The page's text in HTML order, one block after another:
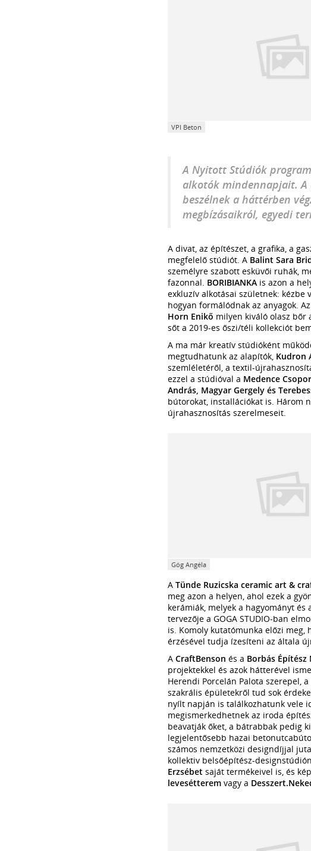
VPI Beton
A Nyitott Stúdiók
alkotók mindennapjait. A
beszélnek a háttérben
megbízásaikról, egyedi
A divat, az építészet, a grafika, a
megfelelő stúdiót. A Balint Sara
személyre szabott esküvői ruhák,
fazonnal. BORIBIANKA is azon a
exkluzív alkotásai születnek:
hogyan formálódnak az anyagok. Az
Horn Enikő milyen kiváló olasz bőr
sőt a 2019-es őszi/téli kollekciót
A ma már kreatív stúdióként
megtudhatunk az alapítók, Kudron
szemléletéről, a textil-
ezzel a stúdióval a Medence
András, Magyar Gergely és
bútorokat, installációkat is. Három
újrahasznosítás szerelmeseit.
Góg Angéla
A Tünde Ruzicska ceramic art &
meg azon a helyen, ahol ezek a
kerámiák, melyek a hagyományt
tervezője a GOGA STUDIO-ban
is. Komoly kutatómunka előzi meg,
érzésével tudja ízesíteni az általa
A CraftBenson és a Borbás Építész
projektekkel és azok hátterével
Herendi Porcelán Palota szerepel,
szakrális épületekről tud sok
nyílt napján is találkozhatunk vele
megismerkedhetnek az iroda
beavatják őket, a bátrabbak pedig
legjelentősebb hazai
számos nemzetközi designdíjjal
kollektiv belsőépítész-
Erzsébet saját termékeivel is, és
levesétterem vagy a